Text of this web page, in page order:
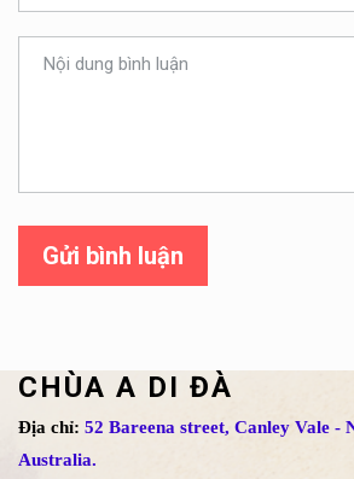
Gửi bình luận
CHÙA A DI ĐÀ
Địa chỉ: 52 Bareena street, Canley Vale -
Australia.